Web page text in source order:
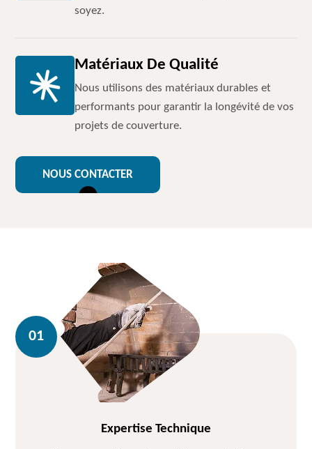
soyez.
Matériaux De Qualité
Nous utilisons des matériaux durables et
performants pour garantir la longévité de vos
projets de couverture.
NOUS CONTACTER
Expertise Technique